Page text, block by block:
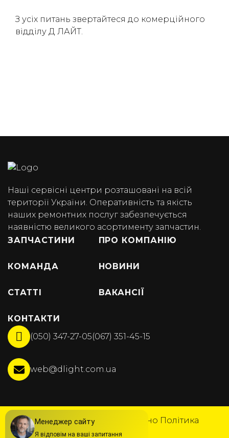
З усіх питань звертайтеся до комерційного
відділу Д ЛАЙТ.
Наші сервісні центри розташовані на всій
території України. Оперативність та якість
наших ремонтних послуг забезпечується
наявністю великого асортименту запчастин.
ЗАПЧАСТИНИ
ПРО КОМПАНІЮ
КОМАНДА НОВИНИ
СТАТТІ ВАКАНСІЇ
КОНТАКТИ
(050) 347-27-05(067) 351-45-15
web@dlight.com.ua
© DLight 2025Всі права захищено Політика
конфіденційності